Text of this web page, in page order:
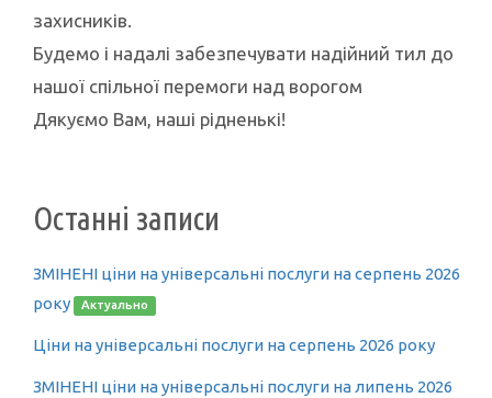
захисників.
Будемо і надалі забезпечувати надійний тил до
нашої спільної перемоги над ворогом
Дякуємо Вам, наші рідненькі!
Останні записи
ЗМІНЕНІ ціни на універсальні послуги на серпень 2026
року
Актуально
Ціни на універсальні послуги на серпень 2026 року
ЗМІНЕНІ ціни на універсальні послуги на липень 2026